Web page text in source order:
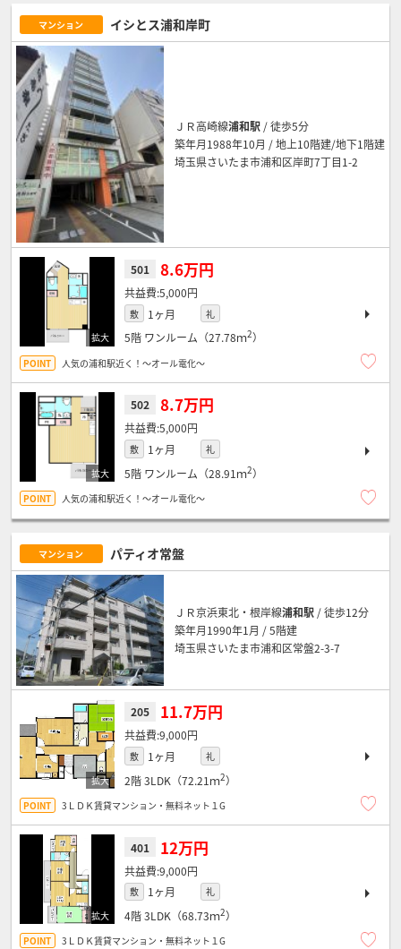
マンション イシとス浦和岸町
ＪＲ高崎線浦和駅 / 徒歩5分
築年月1988年10月 / 地上10階建/地下1階建
埼玉県さいたま市浦和区岸町7丁目1-2
501 8.6万円
5,000円
敷 1ヶ月 礼
5階 ワンルーム（27.78ｍ2）
人気の浦和駅近く！～オール電化～
502 8.7万円
5,000円
敷 1ヶ月 礼
5階 ワンルーム（28.91ｍ2）
人気の浦和駅近く！～オール電化～
マンション パティオ常盤
ＪＲ京浜東北・根岸線浦和駅 / 徒歩12分
築年月1990年1月 / 5階建
埼玉県さいたま市浦和区常盤2-3-7
205 11.7万円
9,000円
敷 1ヶ月 礼
2階3LDK（72.21ｍ2）
3ＬＤＫ賃貸マンション・無料ネット１G
401 12万円
9,000円
敷 1ヶ月 礼
4階3LDK（68.73ｍ2）
3ＬＤＫ賃貸マンション・無料ネット１G